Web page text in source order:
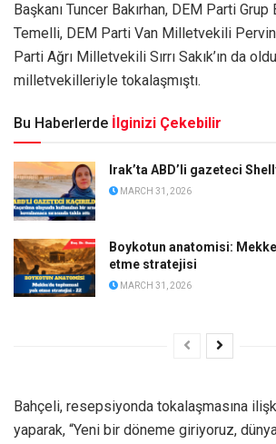
Başkanı Tuncer Bakırhan, DEM Parti
Temelli, DEM Parti Van Milletvekili
Parti Ağrı Milletvekili Sırrı Sakık’ın da
milletvekilleriyle tokalaşmıştı.
Bu Haberlerde İlginizi Çekebilir
Irak’ta ABD’li gazeteci
MARCH 31, 2026
Boykotun anatomisi:
etme stratejisi
MARCH 31, 2026
Bahçeli, resepsiyonda tokalaşmasına
yaparak, “Yeni bir döneme giriyoruz,